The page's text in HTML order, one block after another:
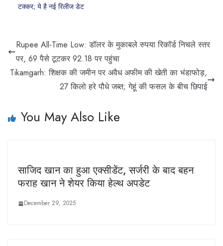
टक्कर; ये है नई रिलीज डेट
Rupee All-Time Low: डॉलर के मुकाबले रुपया रिकॉर्ड निचले स्तर
पर, 69 पैसे टूटकर 92.18 पर पहुंचा
Tikamgarh: शिक्षक की जमीन पर अवैध अफीम की खेती का भंडाफोड़,
27 किलो हरे पौधे जब्त; गेहूं की फसल के बीच छिपाई
You May Also Like
साजिद खान का हुआ एक्सीडेंट, सर्जरी के बाद बहन
फराह खान ने शेयर किया हेल्थ अपडेट
December 29, 2025